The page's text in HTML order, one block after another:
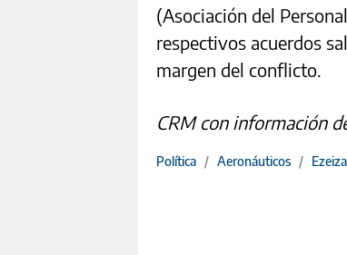
(Asociación del
respectivos acuerdos
margen del conflicto.
CRM con información
Política / Aeronáuticos / Ezeiza